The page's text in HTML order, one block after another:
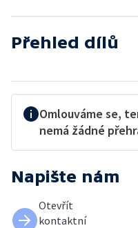
Přehled dílů
Omlouváme se,
nemá žádné
Napište nám
Otevřít
kontaktní